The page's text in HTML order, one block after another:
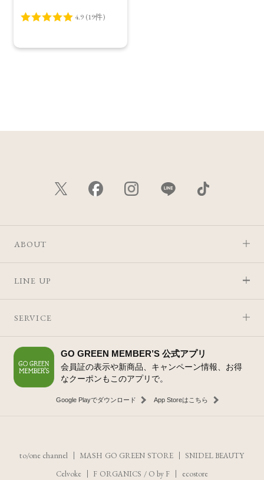
ABOUT
LINE UP
SERVICE
GO GREEN MEMBER’S 公式アプリ
会員証の表示や新商品、キャンペーン情報、お得
なクーポンもこのアプリで。
Google Playでダウンロード App Storeはこちら
to/one channel MASH GO GREEN STORE
SNIDEL BEAUTY
Celvoke
F ORGANICS / O by F ecostore